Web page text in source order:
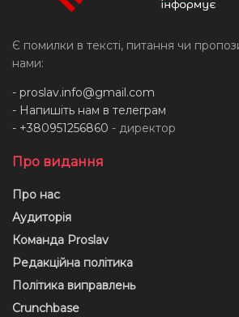
Є помилки в тексті, питання чи
нами:
- proslav.info@gmail.com
- Напишіть нам в телеграм
- +380951256860 - директор
Про видання
Про нас
Аудиторія
Команда Proslav
Редакційна політика
Політика виправлень
Crunchbase